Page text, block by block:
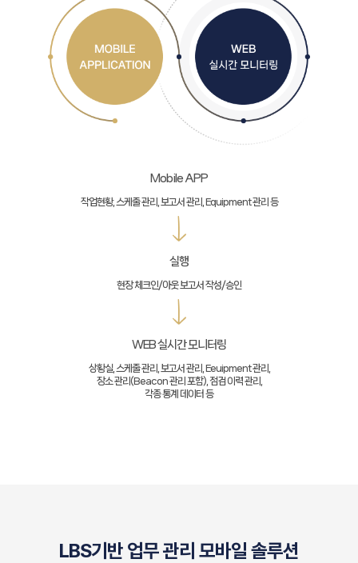
Mobile APP
작업현황, 스케줄 관리, 보고서 관리, Equipment 관리 등
실행
현장 체크인/아웃 보고서 작성/승인
WEB 실시간 모니터링
상황실, 스케줄 관리, 보고서 관리, Eeuipment 관리,
장소 관리(Beacon 관리 포함), 점검 이력 관리,
각종 통계 데이터 등
LBS기반 업무 관리 모바일 솔루션